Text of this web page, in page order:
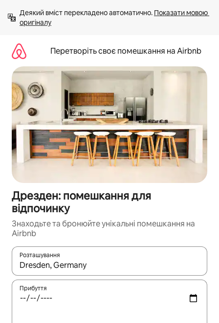
вмісту
Деякий вміст перекладено автоматично. Показати мовою
оригіналу
Перетворіть своє помешкання на Airbnb
Дрезден: помешкання для
відпочинку
Знаходьте та бронюйте унікальні помешкання на
Airbnb
Розташування
Отримавши результати пошуку, використовуйте для
Прибуття